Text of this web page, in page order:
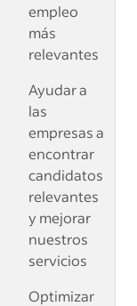
empleo
más
relevantes
Ayudar a
las
empresas a
encontrar
candidatos
relevantes
y mejorar
nuestros
servicios
Optimizar